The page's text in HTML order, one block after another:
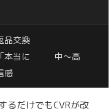
品交換
本当に
感
中〜高
るだけでもCVRが改